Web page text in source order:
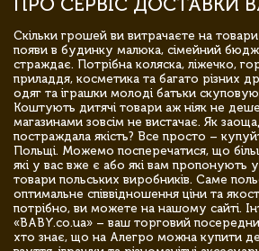
Скільки грошей ви витрачаєте на товари
появи в будинку малюка, сімейний
страждає. Потрібна коляска, ліжечко,
приладдя, косметика та багато різних
одяг та іграшки молоді батьки
Коштують дитячі товари аж ніяк не
магазинами зовсім не вистачає. Як
постраждала якість? Все просто –
Польщі. Можемо посперечатися, що
які у вас вже є або які вам пропонують
товари польських виробників. Саме
оптимальне співвідношення ціни та
потрібно, ви можете на нашому сайті.
«BABY.co.ua» – ваш торговий
хто знає, що на Алегро можна купити